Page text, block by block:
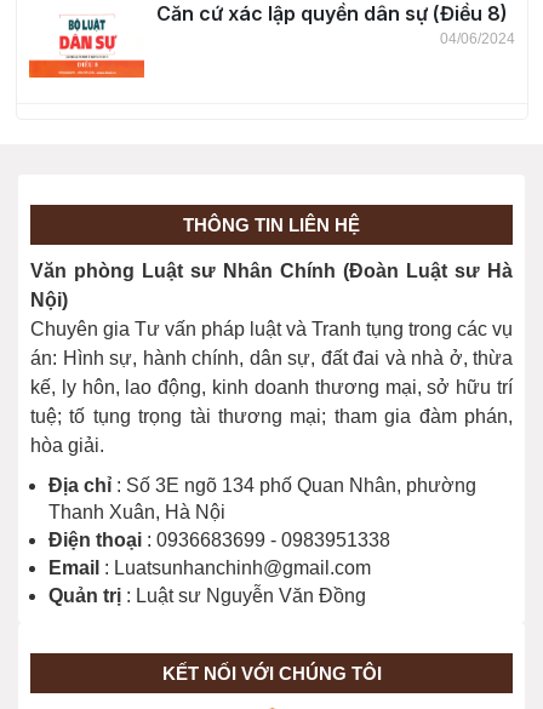
Căn cứ xác lập quyền dân sự (Điều 8)
04/06/2024
Giới hạn việc thực hiện quyền dân sự
(Điều 10)
THÔNG TIN LIÊN HỆ
Văn phòng Luật sư Nhân Chính (Đoàn Luật sư Hà
Nội)
Chuyên gia Tư vấn pháp luật và Tranh tụng trong các vụ
án: Hình sự, hành chính, dân sự, đất đai và nhà ở, thừa
kế, ly hôn, lao động, kinh doanh thương mại, sở hữu trí
tuệ; tố tụng trọng tài thương mại; tham gia đàm phán,
hòa giải.
Địa chỉ : Số 3E ngõ 134 phố Quan Nhân, phường
Thanh Xuân, Hà Nội
Điện thoại : 0936683699 - 0983951338
Email : Luatsunhanchinh@gmail.com
Quản trị : Luật sư Nguyễn Văn Đồng
KẾT NỐI VỚI CHÚNG TÔI